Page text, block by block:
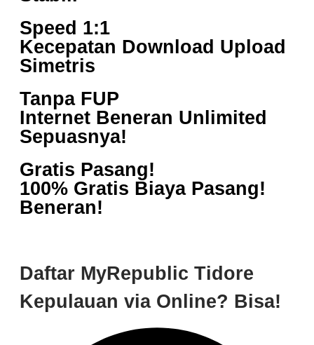
Speed 1:1
Kecepatan Download Upload
Simetris
Tanpa FUP
Internet Beneran Unlimited
Sepuasnya!
Gratis Pasang!
100% Gratis Biaya Pasang!
Beneran!
Daftar MyRepublic Tidore
Kepulauan via Online? Bisa!